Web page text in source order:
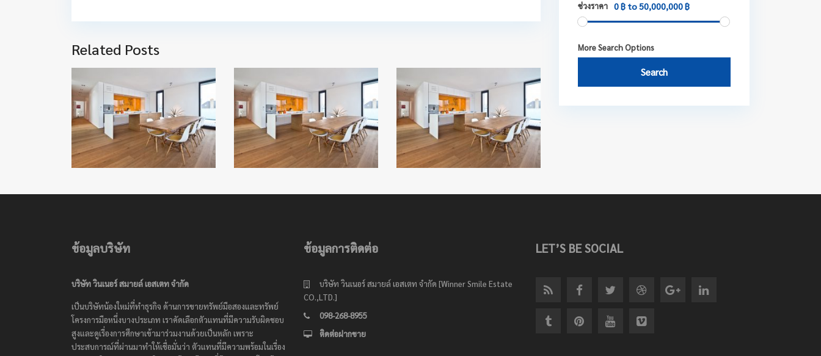
Related Posts
ช่วงราคา 0 ฿ to 50,000,000 ฿
More Search Options
Search
ข้อมูลบริษัท
บริษัท วินเนอร์ สมายล์ เอสเตท จำกัด
เป็นบริษัทน้องใหม่ที่ทำธุรกิจ ด้านการขายทรัพย์มือสองและทรัพย์
โครงการมือหนึ่งบางประเภท เราคัดเลือกตัวแทนที่มีความรับผิดชอบ
สูงและดูเรื่องการศึกษาเข้ามาร่วมงานด้วยเป็นหลัก เพราะ
ประสบการณ์ที่ผ่านมาทำให้เชื่อมั่นว่า ตัวแทนที่มีความพร้อมในเรื่อง
ข้อมูลการติดต่อ
บริษัท วินเนอร์ สมายล์ เอสเตท จำกัด [Winner Smile Estate
CO.,LTD.]
098-268-8955
ติดต่อฝากขาย
LET’S BE SOCIAL